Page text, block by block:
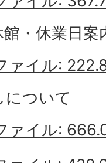
・休業日案
ァイル:
について
ァイル: